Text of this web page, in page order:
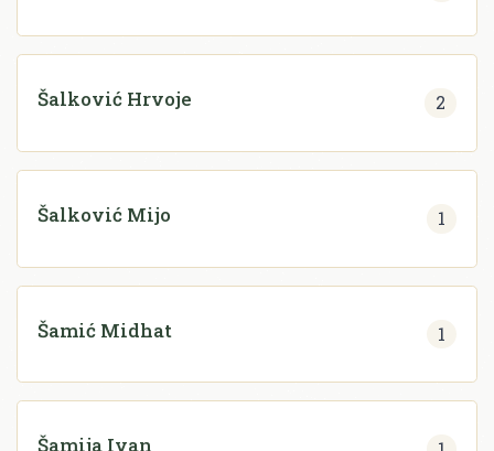
Šalković Hrvoje 2
Šalković Mijo 1
Šamić Midhat 1
Šamija Ivan